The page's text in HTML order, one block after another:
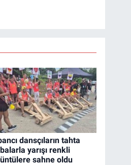
dansçıların tahta
yarışı renkli
sahne oldu